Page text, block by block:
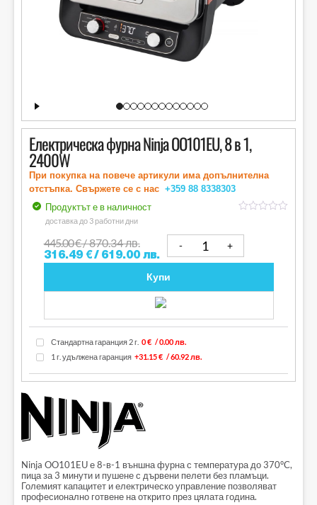
Електрическа фурна Ninja OO101EU, 8 в 1,
2400W
При покупка на повече артикули има допълнителна
отстъпка. Свържете се с нас +359 88 8338303
5
Продуктът е в наличност
доставка до 3 работни дни
445.00€/ 870.34 лв.
316.49 €/ 619.00 лв.
Купи
Стандартна гаранция 2 г. 0 € / 0.00 лв.
1 г. удължена гаранция +31.15 € / 60.92 лв.
Ninja OO101EU е 8-в-1 външна фурна с температура до 370°C,
пица за 3 минути и пушене с дървени пелети без пламъци.
Големият капацитет и електрическо управление позволяват
професионално готвене на открито през цялата година.